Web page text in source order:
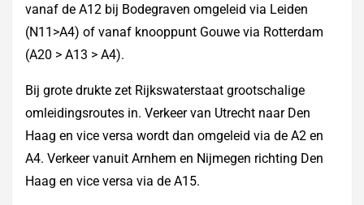
vanaf de A12 bij Bodegraven omgeleid via Leiden
(N11>A4) of vanaf knooppunt Gouwe via Rotterdam
(A20 > A13 > A4).
Bij grote drukte zet Rijkswaterstaat grootschalige
omleidingsroutes in. Verkeer van Utrecht naar Den
Haag en vice versa wordt dan omgeleid via de A2 en
A4. Verkeer vanuit Arnhem en Nijmegen richting Den
Haag en vice versa via de A15.